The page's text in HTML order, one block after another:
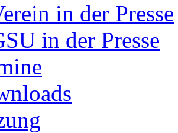
in der Presse
in der Presse